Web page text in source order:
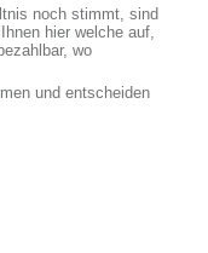
noch stimmt, sind
hier welche auf,
wo
und entscheiden